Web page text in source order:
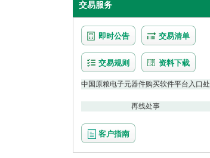
交易服务
即时公告 交易清单
交易规则 资料下载
中国原粮电子元器件购买软件平台入口处
再线处事
客户指南